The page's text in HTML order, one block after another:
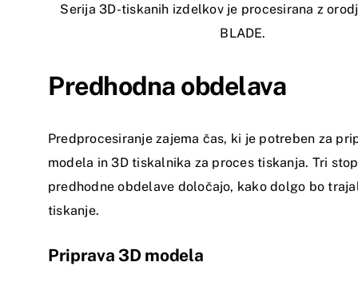
Serija 3D-tiskanih izdelkov je procesirana z
BLADE.
Predhodna obdelava
Predprocesiranje zajema čas, ki je potreben za
modela in 3D tiskalnika za proces tiskanja. Tri
predhodne obdelave določajo, kako dolgo bo
tiskanje.
Priprava 3D modela